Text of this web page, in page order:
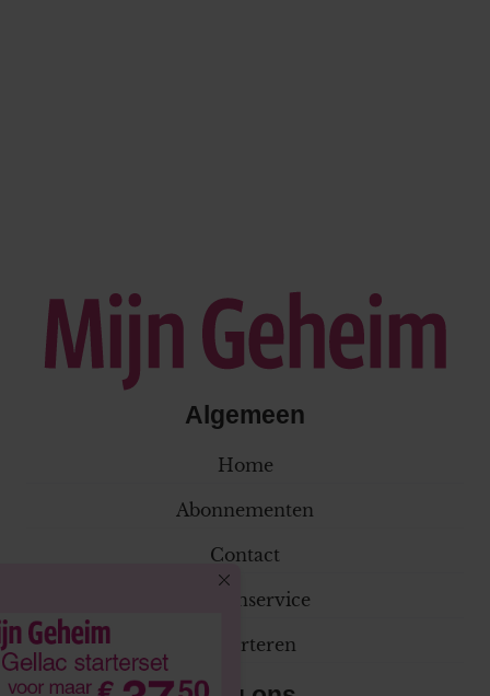
Algemeen
Home
Abonnementen
Contact
Klantenservice
Adverteren